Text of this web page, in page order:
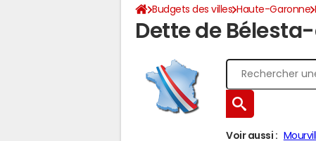
Budgets des villes Haute-Garonne
Dette de
Voir aussi :